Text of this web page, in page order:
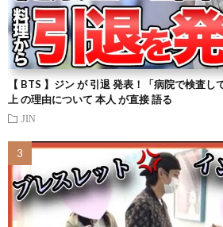
【 BTS 】ジン が 引退 発表！「病院で検査
上 の理由について 本人 が直接 語る
JIN